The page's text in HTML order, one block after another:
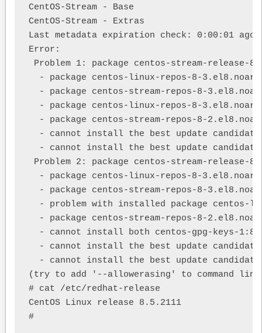
CentOS-Stream - Base
CentOS-Stream - Extras
Last metadata expiration check: 0:00:01 ago
Error:
Problem 1: package centos-stream-
- package centos-linux-repos-8-
- package centos-stream-repos-8-
- package centos-linux-repos-8-
- package centos-stream-repos-8-
- cannot install the best update
- cannot install the best update
Problem 2: package centos-stream-
- package centos-linux-repos-8-
- package centos-stream-repos-8-
- problem with installed package centos-
- package centos-stream-repos-8-
- cannot install both centos-gpg-keys-
- cannot install the best update
- cannot install the best update
(try to add '--allowerasing' to command
# cat /etc/redhat-release
CentOS Linux release 8.5.2111
#